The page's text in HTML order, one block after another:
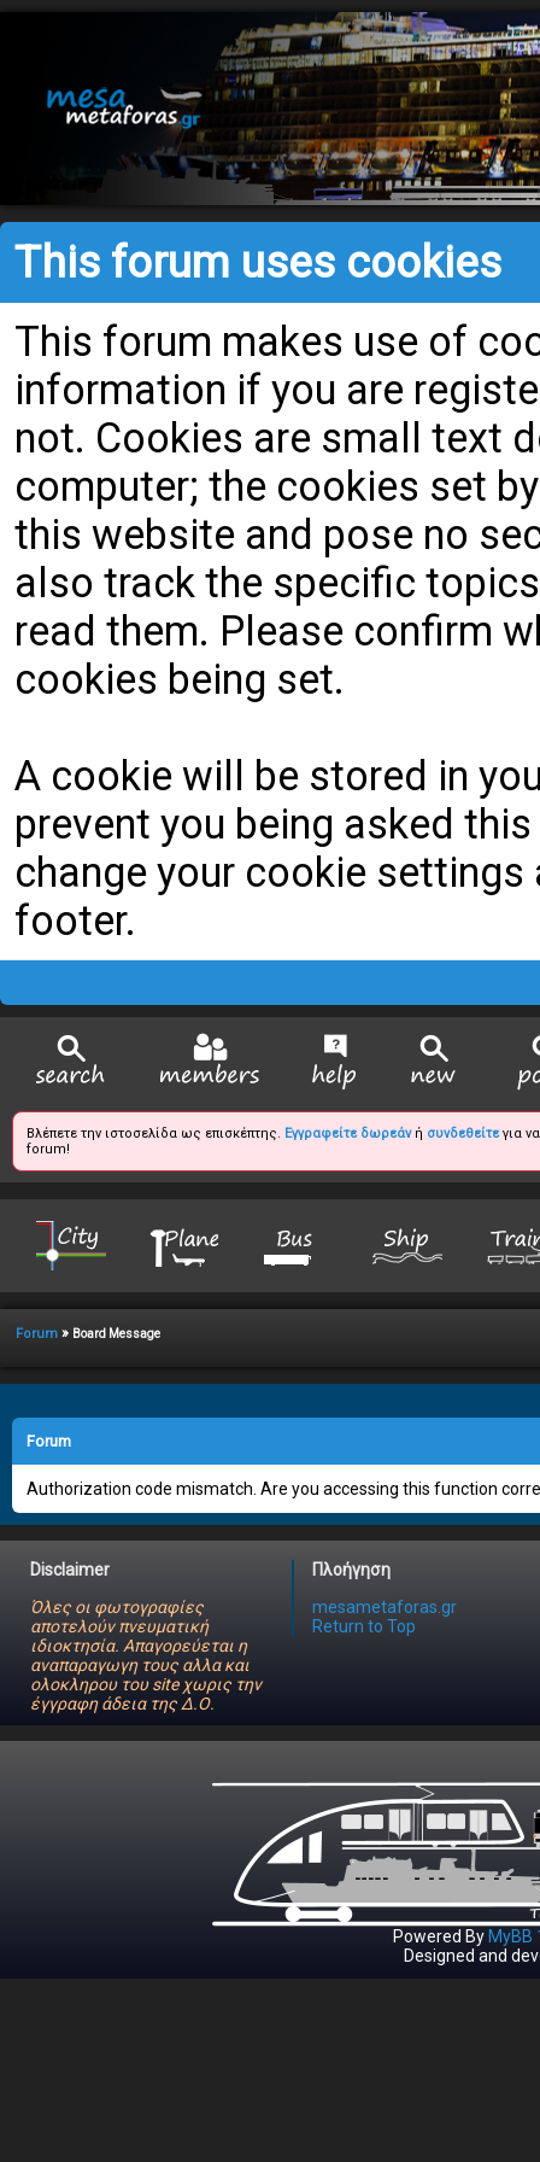
This forum uses cookies
This forum makes use of
information if you are
not. Cookies are small text
computer; the cookies set
this website and pose no
also track the specific
read them. Please confirm
cookies being set.
A cookie will be stored in
prevent you being asked
change your cookie
footer.
Βλέπετε την ιστοσελίδα ως επισκέπτης. Εγγραφείτε δωρεάνή συνδεθείτεγια
forum!
Forum » Board Message
Forum
Authorization code mismatch. Are you accessing this function
Disclaimer
Όλες οι φωτογραφίες
αποτελούν πνευματική
ιδιοκτησία. Απαγορεύεται η
αναπαραγωγη τους αλλα και
ολοκληρου του site χωρις την
έγγραφη άδεια της Δ.Ο.
Πλοήγηση
mesametaforas.gr
Return to Top
Powered By MyBB
Designed and